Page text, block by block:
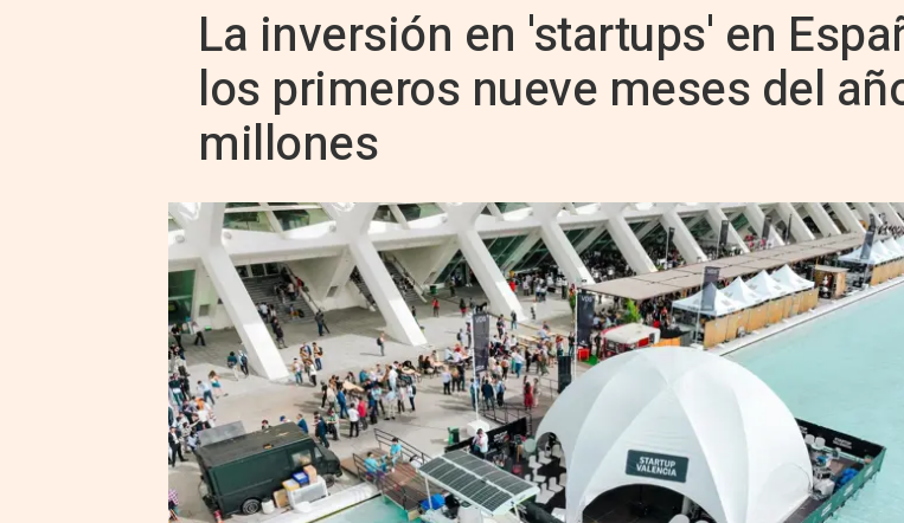
La inversión en 'startups' en
los primeros nueve meses del
millones